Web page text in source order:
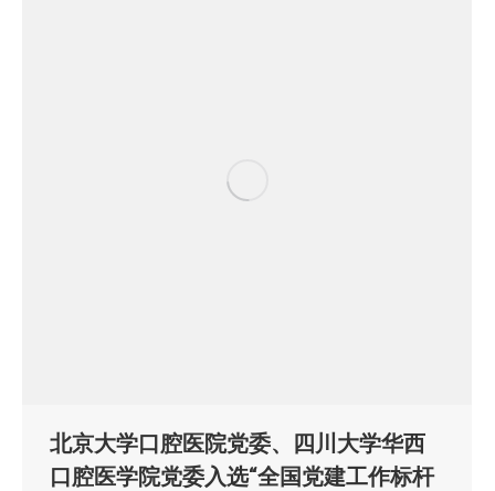
北京大学口腔医院党委、四川大学华西
口腔医学院党委入选“全国党建工作标杆